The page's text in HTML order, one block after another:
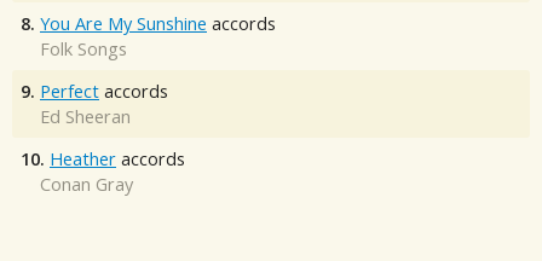
8. You Are My Sunshine accords
Folk Songs
9. Perfect accords
Ed Sheeran
10. Heather accords
Conan Gray